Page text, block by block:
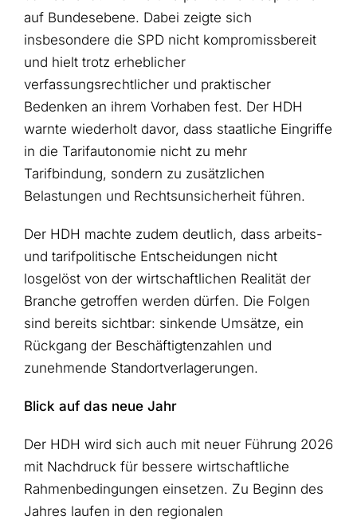
auf Bundesebene. Dabei zeigte sich
insbesondere die SPD nicht kompromissbereit
und hielt trotz erheblicher
verfassungsrechtlicher und praktischer
Bedenken an ihrem Vorhaben fest. Der HDH
warnte wiederholt davor, dass staatliche Eingriffe
in die Tarifautonomie nicht zu mehr
Tarifbindung, sondern zu zusätzlichen
Belastungen und Rechtsunsicherheit führen.
Der HDH machte zudem deutlich, dass arbeits-
und tarifpolitische Entscheidungen nicht
losgelöst von der wirtschaftlichen Realität der
Branche getroffen werden dürfen. Die Folgen
sind bereits sichtbar: sinkende Umsätze, ein
Rückgang der Beschäftigtenzahlen und
zunehmende Standortverlagerungen.
Blick auf das neue Jahr
Der HDH wird sich auch mit neuer Führung 2026
mit Nachdruck für bessere wirtschaftliche
Rahmenbedingungen einsetzen. Zu Beginn des
Jahres laufen in den regionalen